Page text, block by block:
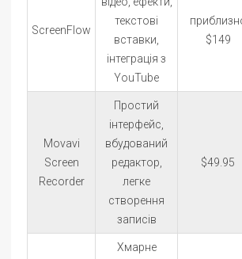
ScreenFlow
текстові
вставки,
інтеграція з
YouTube
$149
Movavi
Screen
Recorder
Простий
інтерфейс,
вбудований
редактор,
легке
створення
записів
$49.95
Хмарне